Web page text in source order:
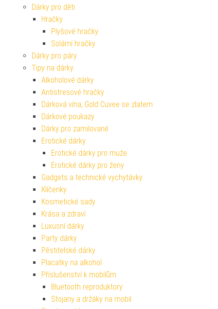
Dárky pro děti
Hračky
Plyšové hračky
Solární hračky
Dárky pro páry
Tipy na dárky
Alkoholové dárky
Antistresové hračky
Dárková vína, Gold Cuvee se zlatem
Dárkové poukazy
Dárky pro zamilované
Erotické dárky
Erotické dárky pro muže
Erotické dárky pro ženy
Gadgets a technické vychytávky
Klíčenky
Kosmetické sady
Krása a zdraví
Luxusní dárky
Party dárky
Pěstitelské dárky
Placatky na alkohol
Příslušenství k mobilům
Bluetooth reproduktory
Stojany a držáky na mobil